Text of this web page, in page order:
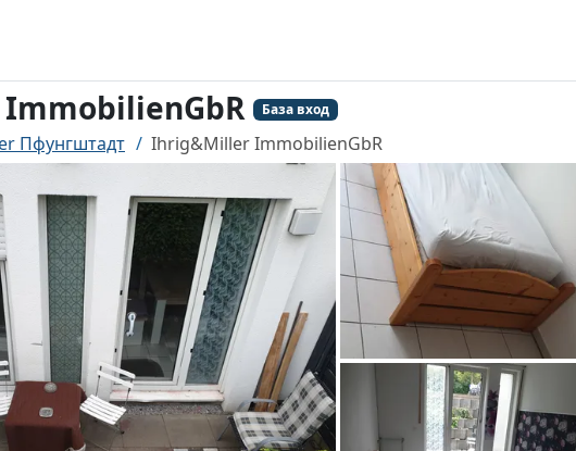
База вход
Пфунгштадт Ihrig&Miller ImmobilienGbR